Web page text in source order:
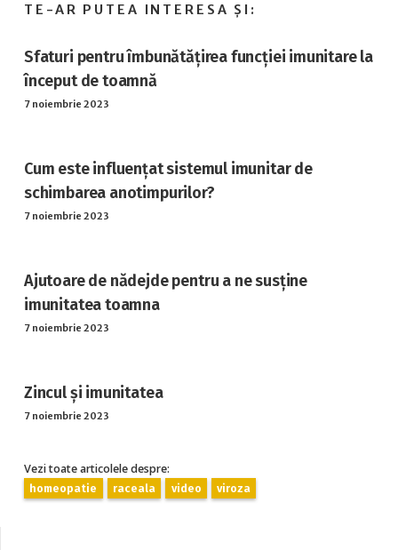
Sfaturi pentru îmbunătățirea funcției imunitare la
început de toamnă
7 noiembrie 2023
Cum este influențat sistemul imunitar de
schimbarea anotimpurilor?
7 noiembrie 2023
Ajutoare de nădejde pentru a ne susține
imunitatea toamna
7 noiembrie 2023
Zincul și imunitatea
7 noiembrie 2023
Vezi toate articolele despre:
homeopatie raceala video viroza